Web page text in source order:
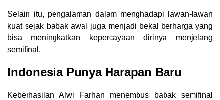
Selain itu, pengalaman dalam menghadapi lawan-lawan
kuat sejak babak awal juga menjadi bekal berharga yang
bisa meningkatkan kepercayaan dirinya menjelang
semifinal.
Indonesia Punya Harapan Baru
Keberhasilan Alwi Farhan menembus babak semifinal